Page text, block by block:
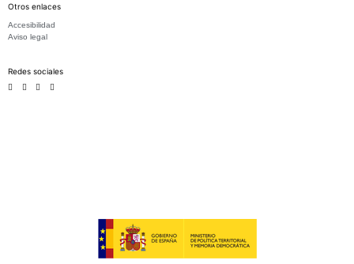
Otros enlaces
Accesibilidad
Aviso legal
Redes sociales